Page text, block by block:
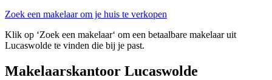
Zoek een makelaar om je huis te verkopen
Klik op ‘Zoek een makelaar‘ om een betaalbare makelaar uit
Lucaswolde te vinden die bij je past.
Makelaarskantoor Lucaswolde